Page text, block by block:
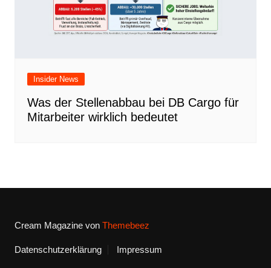
Insider News
Was der Stellenabbau bei DB Cargo für
Mitarbeiter wirklich bedeutet
Cream Magazine von Themebeez
Datenschutzerklärung Impressum